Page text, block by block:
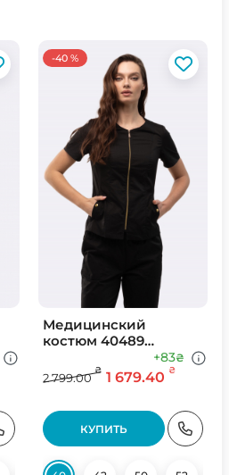
-40 %
Медицинский
костюм 40489
2 799.00
₴ 1 679.40 ₴
+83₴
КУПИТЬ